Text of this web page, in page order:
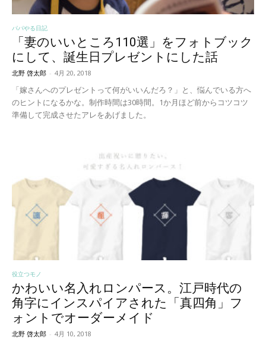
パパやる日記
「妻のいいところ110選」をフォトブック
にして、誕生日プレゼントにした話
北野 啓太郎 - 4月 20, 2018
「嫁さんへのプレゼントって何がいいんだろ？」と、悩んでいる方へ
のヒントになるかな。制作時間は30時間。1か月ほど前からコツコツ
準備して完成させたアレをあげました。
役立つモノ
かわいい名入れロンパース。江戸時代の
角字にインスパイアされた「真四角」フ
ォントでオーダーメイド
北野 啓太郎 - 4月 10, 2018